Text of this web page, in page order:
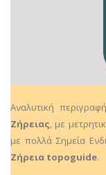
Αναλυτική
Ζήρειας, με
με πολλά Σημεία
Ζήρεια topoguide.